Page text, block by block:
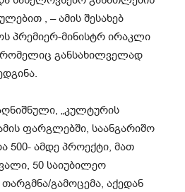
, – ამის შესახებ
პრემიერ-მინისტრ ირაკლი
რომელიც განსახილველად
„კულტურის
ფარგლებში, საანგარიშო
500- ამდე პროექტი, მათ
50 საიუბილეო
თარგმნა/გამოცემა, აქედან